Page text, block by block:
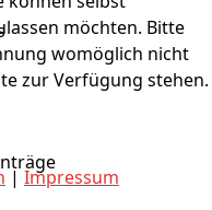
möchten. Bitte
womöglich nicht
zur Verfügung stehen.
| Impressum